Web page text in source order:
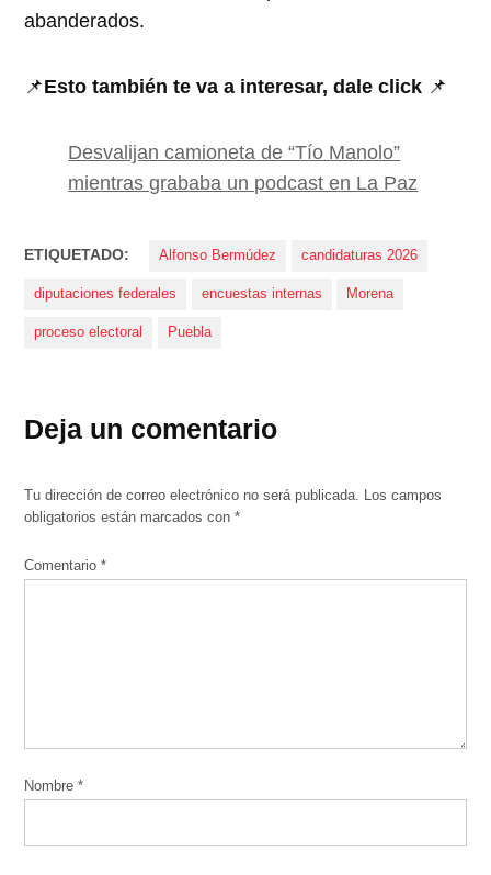
abanderados.
📌Esto también te va a interesar, dale click 📌
Desvalijan camioneta de “Tío Manolo”
mientras grababa un podcast en La Paz
ETIQUETADO: Alfonso Bermúdez candidaturas 2026
diputaciones federales encuestas internas Morena
proceso electoral Puebla
Deja un comentario
Tu dirección de correo electrónico no será publicada. Los campos
obligatorios están marcados con*
Comentario*
Nombre*